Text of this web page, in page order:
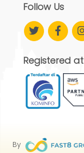
Follow Us
Registered at
By